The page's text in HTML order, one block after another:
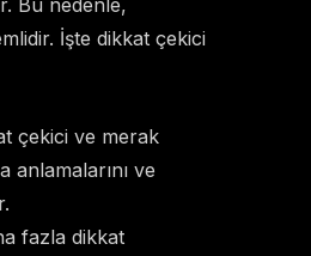
İşte dikkat çekici
çekici ve merak
anlamalarını ve
fazla dikkat